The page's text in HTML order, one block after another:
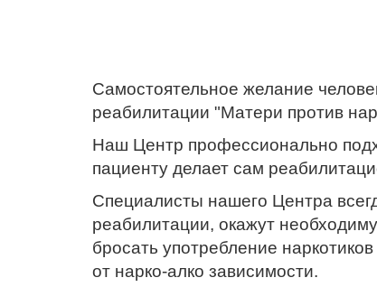
Самостоятельное желание
реабилитации "Матери против
Наш Центр профессионально
пациенту делает сам
Специалисты нашего Центра
реабилитации, окажут
бросать употребление
от нарко-алко зависимости.